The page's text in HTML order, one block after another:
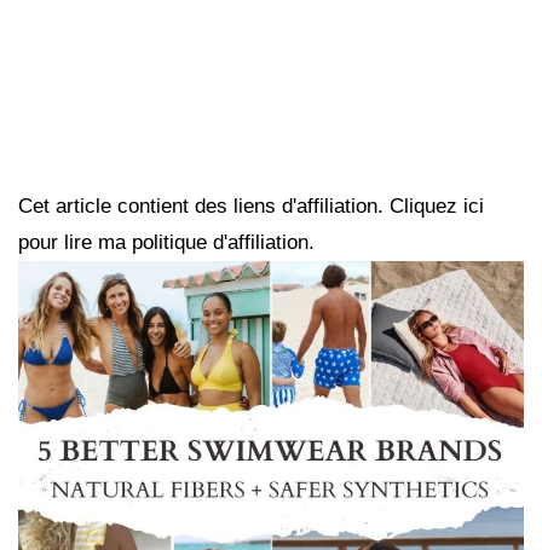
Cet article contient des liens d'affiliation. Cliquez ici
pour lire ma politique d'affiliation.